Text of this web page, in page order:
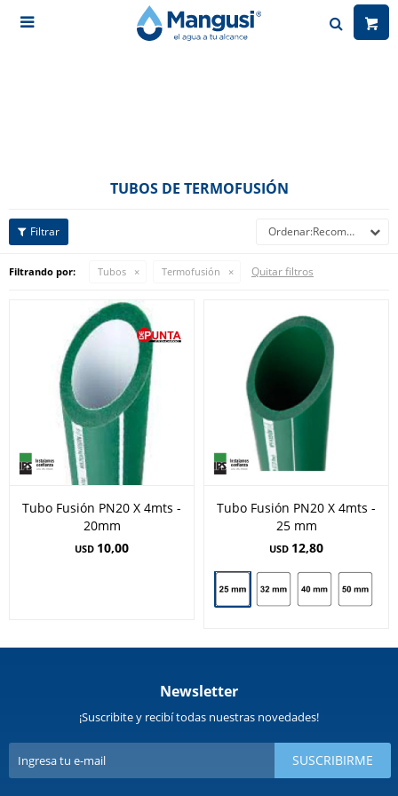

TUBOS DE TERMOFUSIÓN
Recomendados
Filtrando por: Tubos Termofusión Quitar filtros
Tubo Fusión PN20 X 4mts -
20mm
USD 10,00
Tubo Fusión PN20 X 4mts -
25 mm
USD 12,80
Newsletter
¡Suscribite y recibí todas nuestras novedades!
SUSCRIBIRME